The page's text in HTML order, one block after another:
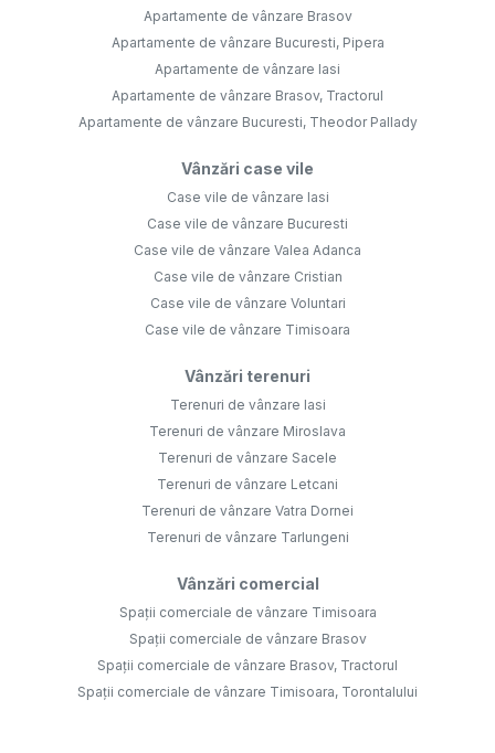
Apartamente de vânzare Brasov
Apartamente de vânzare Bucuresti, Pipera
Apartamente de vânzare Iasi
Apartamente de vânzare Brasov, Tractorul
Apartamente de vânzare Bucuresti, Theodor Pallady
Vânzări case vile
Case vile de vânzare Iasi
Case vile de vânzare Bucuresti
Case vile de vânzare Valea Adanca
Case vile de vânzare Cristian
Case vile de vânzare Voluntari
Case vile de vânzare Timisoara
Vânzări terenuri
Terenuri de vânzare Iasi
Terenuri de vânzare Miroslava
Terenuri de vânzare Sacele
Terenuri de vânzare Letcani
Terenuri de vânzare Vatra Dornei
Terenuri de vânzare Tarlungeni
Vânzări comercial
Spații comerciale de vânzare Timisoara
Spații comerciale de vânzare Brasov
Spații comerciale de vânzare Brasov, Tractorul
Spații comerciale de vânzare Timisoara, Torontalului